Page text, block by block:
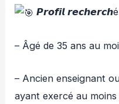
𝙋𝙧𝙤𝙛𝙞𝙡
– Âgé de 35 ans au
– Ancien enseignant
ayant exercé au moins